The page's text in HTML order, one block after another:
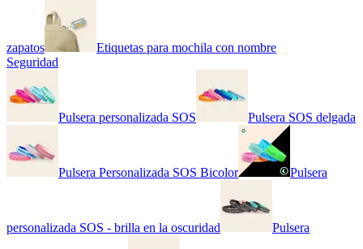
zapatos
Etiquetas para mochila con nombre
Seguridad
Pulsera personalizada SOS Pulsera SOS delgada
Pulsera Personalizada SOS Bicolor Pulsera
personalizada SOS - brilla en la oscuridad Pulsera